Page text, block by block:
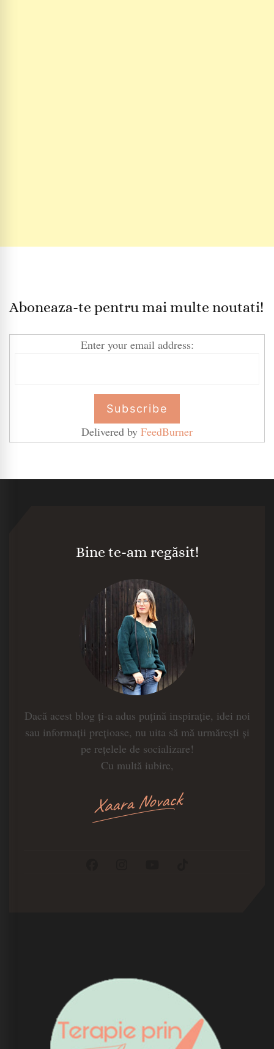
Aboneaza-te pentru mai multe noutati!
Enter your email address:
Delivered by FeedBurner
Bine te-am regăsit!
Dacă acest blog ți-a adus puțină inspirație, idei noi
sau informații prețioase, nu uita să mă urmărești și
pe rețelele de socializare!
Cu multă iubire,
Xaara Novack